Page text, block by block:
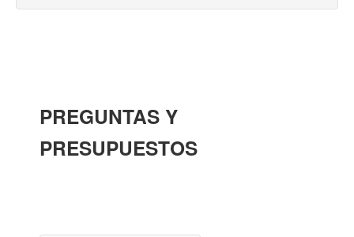
PREGUNTAS Y
PRESUPUESTOS